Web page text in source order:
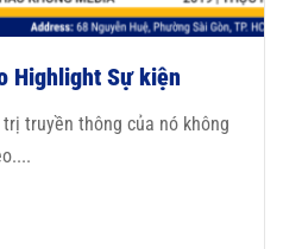
Highlight Sự kiện
truyền thông của nó không